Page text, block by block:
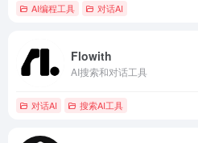
AI编程工具 对话AI
Flowith
AI搜索和对话工具
对话AI 搜索AI工具